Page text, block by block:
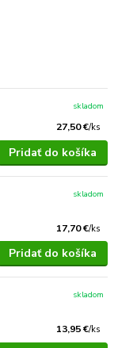
27,50 €/ks
skladom
Pridať do košíka
17,70 €/ks
skladom
Pridať do košíka
13,95 €/ks
skladom